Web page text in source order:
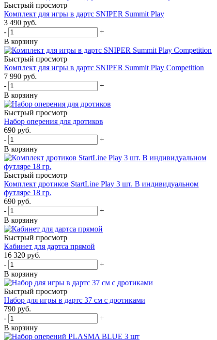
Быстрый просмотр
Комплект для игры в дартс SNIPER Summit Play
3 490 руб.
-
+
В корзину
Быстрый просмотр
Комплект для игры в дартс SNIPER Summit Play Competition
7 990 руб.
-
+
В корзину
Быстрый просмотр
Набор оперения для дротиков
690 руб.
-
+
В корзину
Быстрый просмотр
Комплект дротиков StartLine Play 3 шт. В индивидуальном
футляре 18 гр.
690 руб.
-
+
В корзину
Быстрый просмотр
Кабинет для дартса прямой
16 320 руб.
-
+
В корзину
Быстрый просмотр
Набор для игры в дартс 37 см с дротиками
790 руб.
-
+
В корзину